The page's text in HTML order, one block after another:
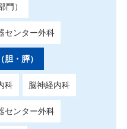
門）
センター外科
・膵）
科 脳神経内科
センター外科